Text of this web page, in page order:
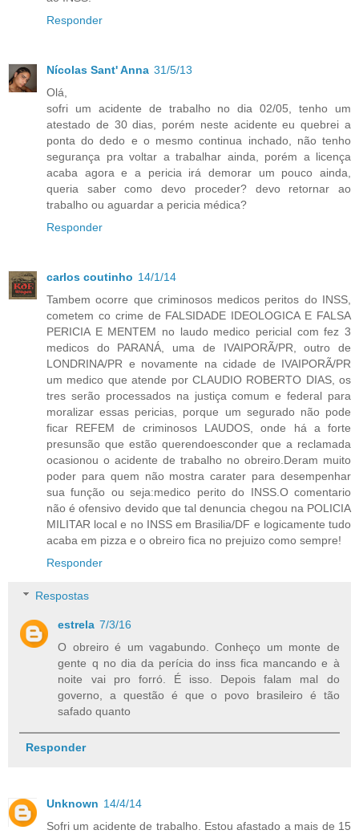
Responder
Nícolas Sant' Anna 31/5/13
Olá,
sofri um acidente de trabalho no dia 02/05, tenho um
atestado de 30 dias, porém neste acidente eu quebrei a
ponta do dedo e o mesmo continua inchado, não tenho
segurança pra voltar a trabalhar ainda, porém a licença
acaba agora e a pericia irá demorar um pouco ainda,
queria saber como devo proceder? devo retornar ao
trabalho ou aguardar a pericia médica?
Responder
carlos coutinho 14/1/14
Tambem ocorre que criminosos medicos peritos do INSS,
cometem co crime de FALSIDADE IDEOLOGICA E FALSA
PERICIA E MENTEM no laudo medico pericial com fez 3
medicos do PARANÁ, uma de IVAIPORÃ/PR, outro de
LONDRINA/PR e novamente na cidade de IVAIPORÃ/PR
um medico que atende por CLAUDIO ROBERTO DIAS, os
tres serão processados na justiça comum e federal para
moralizar essas pericias, porque um segurado não pode
ficar REFEM de criminosos LAUDOS, onde há a forte
presunsão que estão querendoesconder que a reclamada
ocasionou o acidente de trabalho no obreiro.Deram muito
poder para quem não mostra carater para desempenhar
sua função ou seja:medico perito do INSS.O comentario
não é ofensivo devido que tal denuncia chegou na POLICIA
MILITAR local e no INSS em Brasilia/DF e logicamente tudo
acaba em pizza e o obreiro fica no prejuizo como sempre!
Responder
Respostas
estrela 7/3/16
O obreiro é um vagabundo. Conheço um monte de
gente q no dia da perícia do inss fica mancando e à
noite vai pro forró. É isso. Depois falam mal do
governo, a questão é que o povo brasileiro é tão
safado quanto
Responder
Unknown 14/4/14
Sofri um acidente de trabalho. Estou afastado a mais de 15